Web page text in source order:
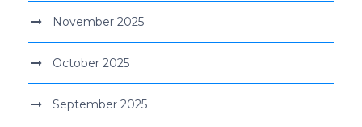
November 2025
October 2025
September 2025